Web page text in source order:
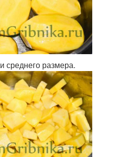
среднего размера.